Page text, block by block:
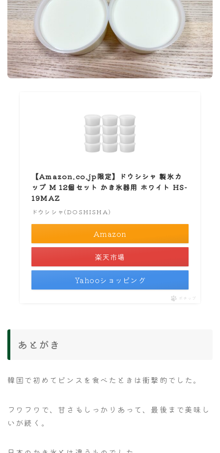
【Amazon.co.jp限定】ドウシシャ 製氷カ
ップ M 12個セット かき氷器用 ホワイト HS-
19MAZ
ドウシシャ(DOSHISHA)
Amazon
楽天市場
Yahooショッピング
ポチップ
あとがき
韓国で初めてピンスを食べたときは衝撃的でした。
フワフワで、甘さもしっかりあって、最後まで美味し
いが続く。